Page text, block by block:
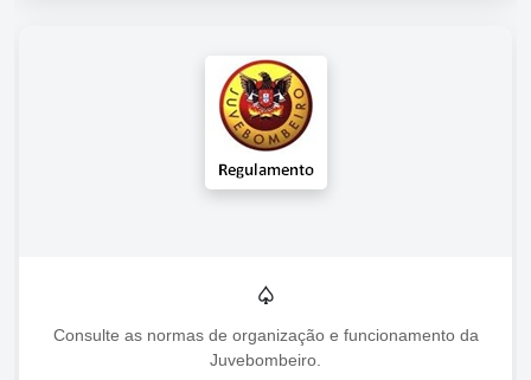
♤
Consulte as normas de organização e funcionamento da
Juvebombeiro.